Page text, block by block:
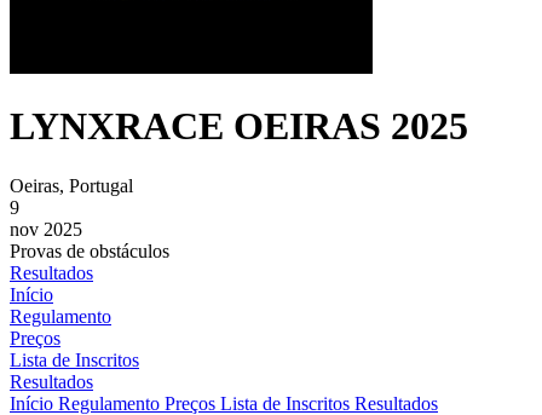
LYNXRACE OEIRAS 2025
Oeiras, Portugal
9
nov 2025
Provas de obstáculos
Resultados
Início
Regulamento
Preços
Lista de Inscritos
Resultados
Início Regulamento Preços Lista de Inscritos Resultados